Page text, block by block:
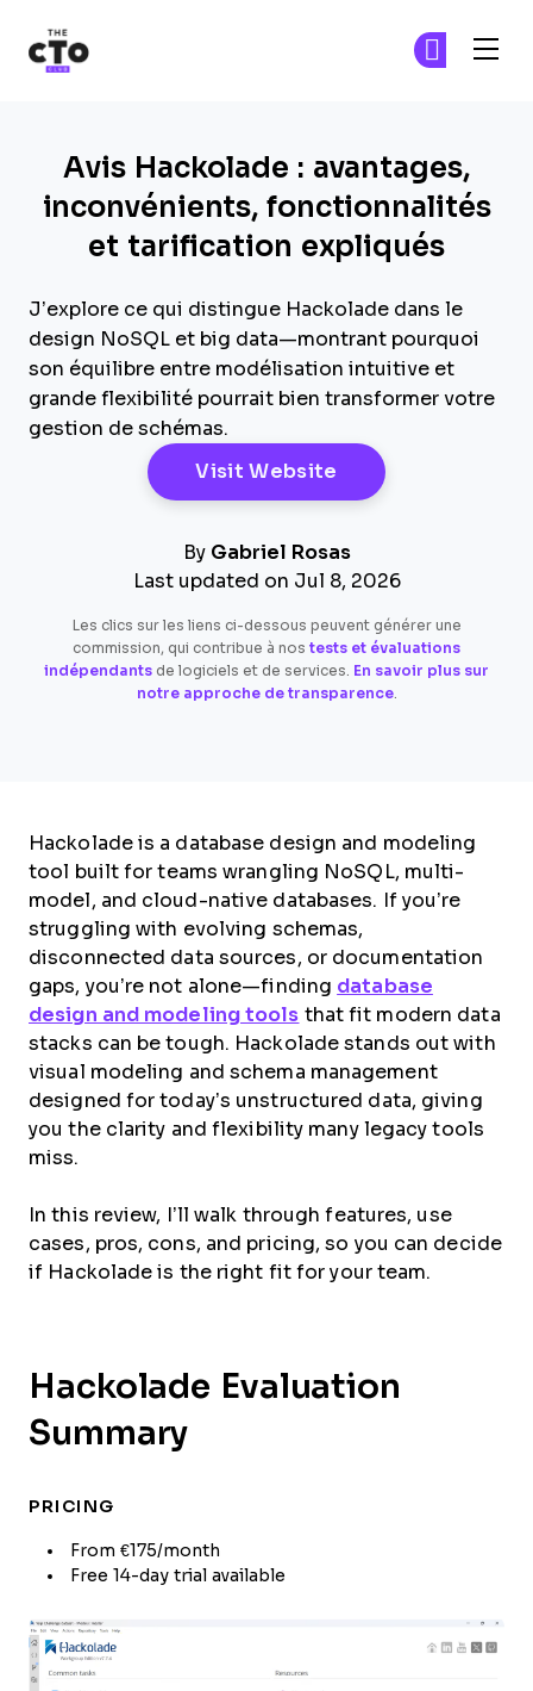
Avis Hackolade : avantages,
inconvénients, fonctionnalités
et tarification expliqués
J’explore ce qui distingue Hackolade dans le
design NoSQL et big data—montrant pourquoi
son équilibre entre modélisation intuitive et
grande flexibilité pourrait bien transformer votre
gestion de schémas.
Visit Website Opens New
By Gabriel Rosas
Last updated on Jul 8, 2026
Les clics sur les liens ci-dessous peuvent générer une
commission, qui contribue à nos tests et évaluations
indépendants de logiciels et de services. En savoir plus sur
notre approche de transparence.
Hackolade is a database design and modeling
tool built for teams wrangling NoSQL, multi-
model, and cloud-native databases. If you’re
struggling with evolving schemas,
disconnected data sources, or documentation
gaps, you’re not alone—finding database
design and modeling tools that fit modern data
stacks can be tough. Hackolade stands out with
visual modeling and schema management
designed for today’s unstructured data, giving
you the clarity and flexibility many legacy tools
miss.
In this review, I’ll walk through features, use
cases, pros, cons, and pricing, so you can decide
if Hackolade is the right fit for your team.
Hackolade Evaluation
Summary
PRICING
From €175/month
Free 14-day trial available